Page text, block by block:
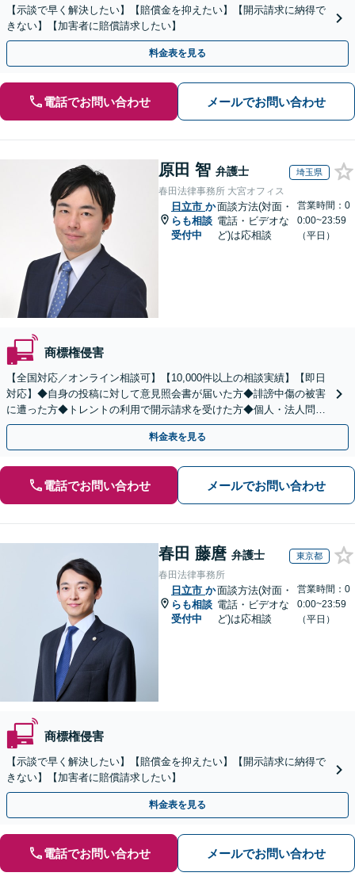
【示談で早く解決したい】【賠償金を抑えたい】【開示請求に納得で
きない】【加害者に賠償請求したい】
料金表を見る
電話でお問い合わせ メールでお問い合わせ
原田 智 弁護士 埼玉県
春田法律事務所 大宮オフィス
日立市 か
らも相談
受付中
面談方法(対面・
電話・ビデオな
ど)は応相談
営業時間：0
0:00~23:59
（平日）
商標権侵害
【全国対応／オンライン相談可】【10,000件以上の相談実績】【即日
対応】◆自身の投稿に対して意見照会書が届いた方◆誹謗中傷の被害
に遭った方◆トレントの利用で開示請求を受けた方◆個人・法人問わ
ず対応◎【来所不要／LINE相談可】
料金表を見る
電話でお問い合わせ メールでお問い合わせ
春田 藤麿 弁護士 東京都
春田法律事務所
日立市 か
らも相談
受付中
面談方法(対面・
電話・ビデオな
ど)は応相談
営業時間：0
0:00~23:59
（平日）
商標権侵害
【示談で早く解決したい】【賠償金を抑えたい】【開示請求に納得で
きない】【加害者に賠償請求したい】
料金表を見る
電話でお問い合わせ メールでお問い合わせ